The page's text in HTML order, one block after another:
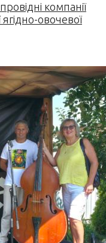
компанії
овочевої